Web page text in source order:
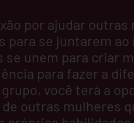
por ajudar
para se juntarem
se unem para criar
para fazer a
você terá a
outras mulheres